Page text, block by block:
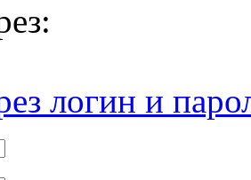
логин и